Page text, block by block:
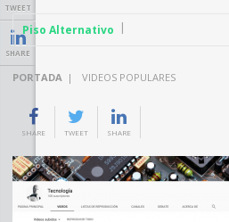
TWEET
SHARE
Piso Alternativo
PORTADA | VIDEOS POPULARES
SHARE TWEET SHARE